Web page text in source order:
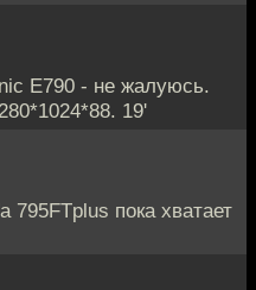
E790 - не жалуюсь.
19'
795FTplus пока хватает